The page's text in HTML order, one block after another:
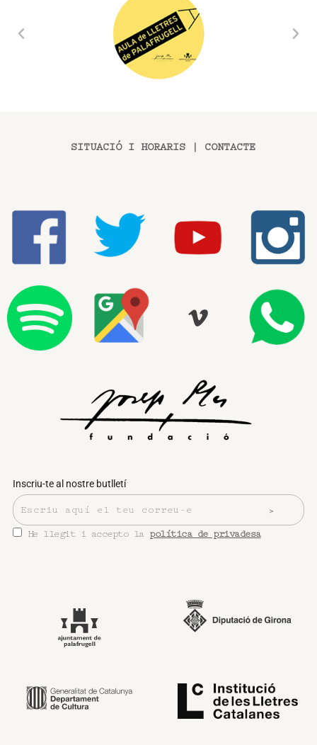
SITUACIÓ I HORARIS CONTACTE
Inscriu-te al nostre butlletí
He llegit i accepto la política de privadesa